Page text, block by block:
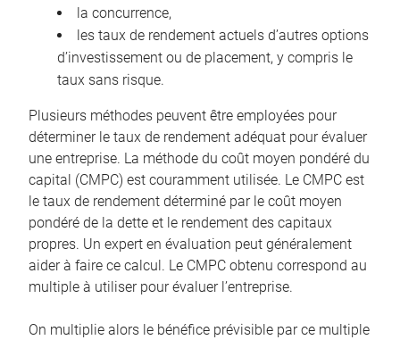
la concurrence,
les taux de rendement actuels d’autres options
d’investissement ou de placement, y compris le
taux sans risque.
Plusieurs méthodes peuvent être employées pour
déterminer le taux de rendement adéquat pour évaluer
une entreprise. La méthode du coût moyen pondéré du
capital (CMPC) est couramment utilisée. Le CMPC est
le taux de rendement déterminé par le coût moyen
pondéré de la dette et le rendement des capitaux
propres. Un expert en évaluation peut généralement
aider à faire ce calcul. Le CMPC obtenu correspond au
multiple à utiliser pour évaluer l’entreprise.
On multiplie alors le bénéfice prévisible par ce multiple